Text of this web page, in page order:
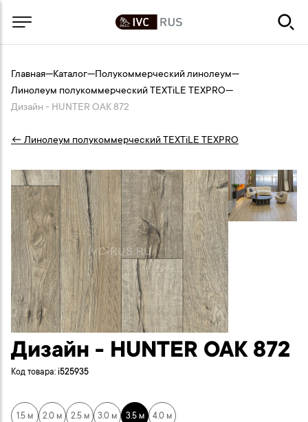
Главная—Каталог—Полукоммерческий линолеум—
Линолеум полукоммерческий TEXTiLE TEXPRO—
Дизайн - HUNTER OAK 872
← Линолеум полукоммерческий TEXTiLE TEXPRO
Дизайн - HUNTER OAK 872
Код товара: i525935
1.5 м 2.0 м 2.5 м 3.0 м 3.5 м 4.0 м